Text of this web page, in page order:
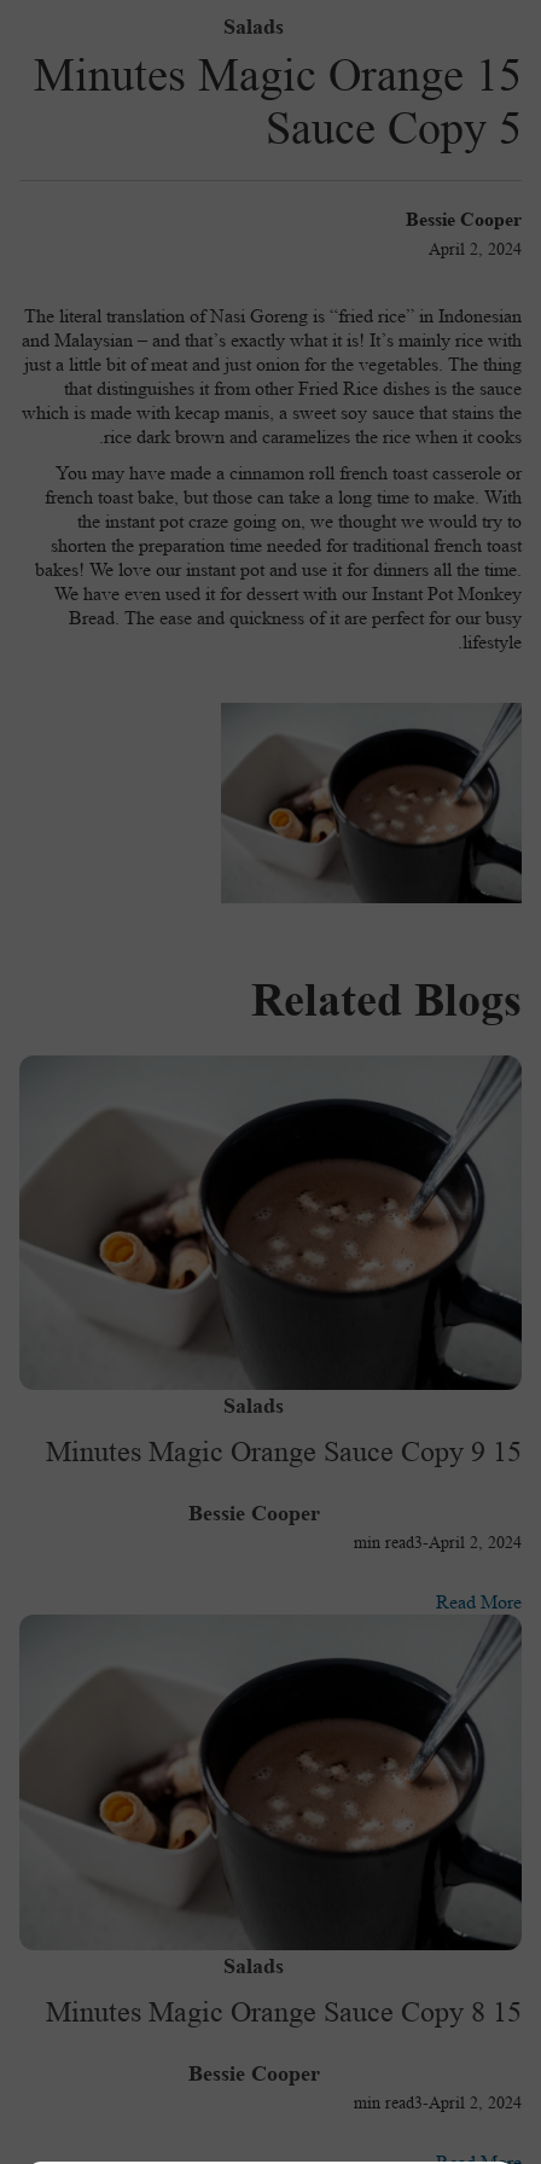
أليانز لتحقيق الأهداف
أليانز لأمانك
أليانز لضمان تقاعدك
سند العمر
هيلث بلس
بيزنس بلس
هوم بلس
سيفتى بلس
تأمين المسئوليات
تأمين الممتلكات
التأمين الجماعي على الحياة للموظفين
التأمين الطبي الجماعي للموظفين
طرق دفع اقساط التأمين AR
Salads
15 Minutes Magic Orange
Sauce Copy 5
Bessie Cooper
April 2, 2024
The literal translation of Nasi Goreng is “fried rice” in Indonesian
and Malaysian – and that’s exactly what it is! It’s mainly rice with
just a little bit of meat and just onion for the vegetables. The thing
that distinguishes it from other Fried Rice dishes is the sauce
which is made with kecap manis, a sweet soy sauce that stains the
rice dark brown and caramelizes the rice when it cooks.
You may have made a cinnamon roll french toast casserole or
french toast bake, but those can take a long time to make. With
the instant pot craze going on, we thought we would try to
shorten the preparation time needed for traditional french toast
bakes! We love our instant pot and use it for dinners all the time.
We have even used it for dessert with our Instant Pot Monkey
Bread. The ease and quickness of it are perfect for our busy
lifestyle.
Related Blogs
Salads
15 Minutes Magic Orange Sauce Copy 9
Bessie Cooper
April 2, 2024
-
3
min read
Read More
Salads
15 Minutes Magic Orange Sauce Copy 8
Bessie Cooper
April 2, 2024
-
3
min read